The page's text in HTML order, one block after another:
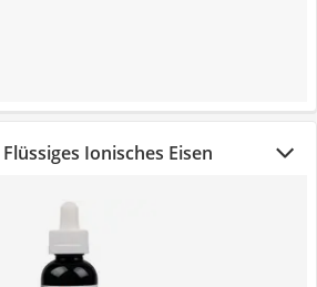
Ionisches Eisen